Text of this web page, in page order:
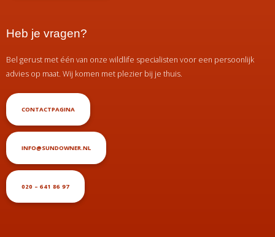
Heb je vragen?
Bel gerust met één van onze wildlife specialisten voor een persoonlijk
advies op maat. Wij komen met plezier bij je thuis.
CONTACTPAGINA
INFO@SUNDOWNER.NL
020 – 641 86 97